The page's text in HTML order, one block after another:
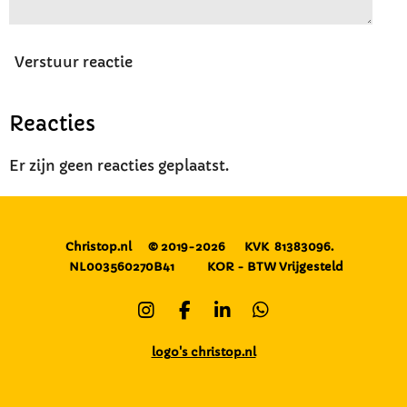
Verstuur reactie
Reacties
Er zijn geen reacties geplaatst.
Christop.nl © 2019-2026
KVK 81383096.
NL003560270B41 KOR - BTW Vrijgesteld
I
F
c
L
n
W
logo's christop.nl